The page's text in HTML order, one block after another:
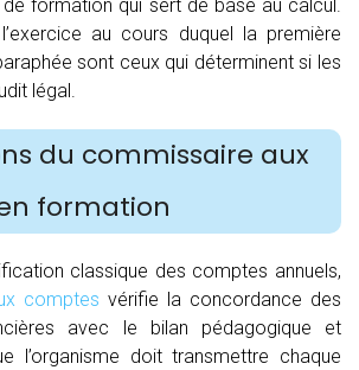
formation qui sert de base au calcul.
au cours duquel la première
sont ceux qui déterminent si les
légal.
du commissaire aux
formation
classique des comptes annuels,
comptes vérifie la concordance des
avec le bilan pédagogique et
l’organisme doit transmettre chaque